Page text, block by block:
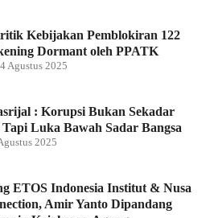
Kebijakan Pemblokiran 122
Dormant oleh PPATK
Agustus 2025
: Korupsi Bukan Sekadar
Luka Bawah Sadar Bangsa
2025
ETOS Indonesia Institut & Nusa
Amir Yanto Dipandang